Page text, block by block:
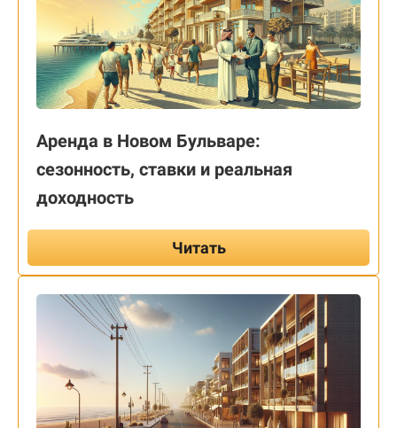
Аренда в Новом Бульваре:
сезонность, ставки и реальная
доходность
Читать